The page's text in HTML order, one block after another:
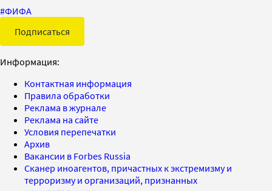
#ФИФА
Подписаться
Информация:
Контактная информация
Правила обработки
Реклама в журнале
Реклама на сайте
Условия перепечатки
Архив
Вакансии в Forbes Russia
Сканер иноагентов, причастных к экстремизму и
терроризму и организаций, признанных